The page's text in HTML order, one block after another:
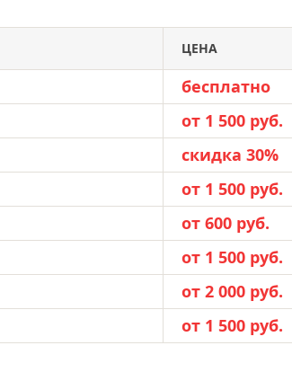
ЦЕНА
бесплатно
от 1 500 руб.
скидка 30%
от 1 500 руб.
от 600 руб.
от 1 500 руб.
от 2 000 руб.
от 1 500 руб.